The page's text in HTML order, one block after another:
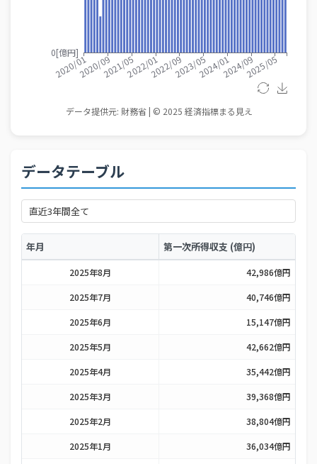
データテーブル
年月 第一次所得収支 (億円)
2025年8月 42,986億円
2025年7月 40,746億円
2025年6月 15,147億円
2025年5月 42,662億円
2025年4月 35,442億円
2025年3月 39,368億円
2025年2月 38,804億円
2025年1月 36,034億円